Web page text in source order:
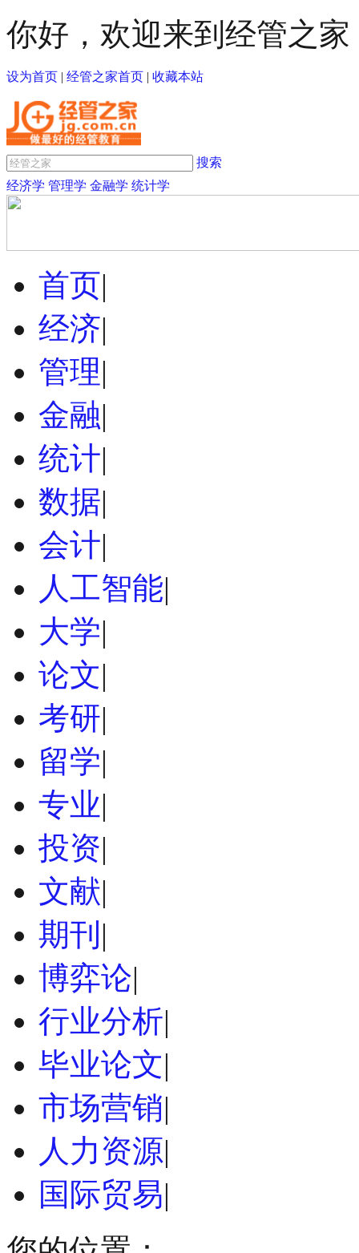
你好，欢迎来到经管之家
设为首页 | 经管之家首页 | 收藏本站
搜索
经济学 管理学 金融学 统计学
首页|
经济|
管理|
金融|
统计|
数据|
会计|
人工智能|
大学|
论文|
考研|
留学|
专业|
投资|
文献|
期刊 |
博弈论|
行业分析|
毕业论文|
市场营销|
人力资源|
国际贸易|